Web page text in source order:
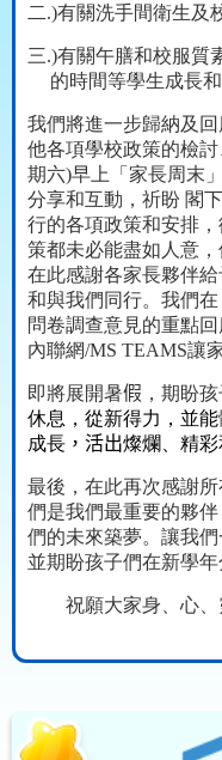
二.)有關洗手間衛生及
三.)有關午膳和校服質
的時間等學生成長和
我們將進一步歸納及
他各項學校政策的檢
期六)早上「家長周末
分享和互動，祈盼 閣
行的各項政策和安排
策都未必能盡如人意，
在此感謝各家長夥伴
和與我們同行。我們
問卷調查意見的重點
內聯網/MS TEAMS讓
即將展開暑假 ，期盼
休息，從新得力，並能
成長 ，活出燦爛、精
最後，在此再次感謝
們是我們最重要的夥
們的未來築夢。讓我
並期盼孩子們在新學年
祝願大家身、心